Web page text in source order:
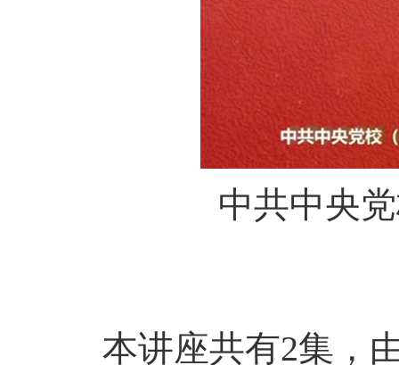
中共中央党
本讲座共有2集，由